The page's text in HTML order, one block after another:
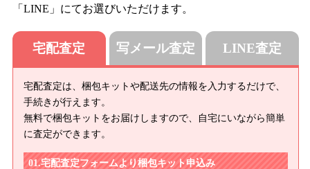
「LINE」にてお選びいただけます。
宅配査定
宅配査定は、梱包キットや配送先の情報を入力するだけで、
手続きが行えます。
無料で梱包キットをお届けしますので、自宅にいながら簡単
に査定ができます。
宅配査定フォームより梱包キット申込み
写メール査定 LINE査定